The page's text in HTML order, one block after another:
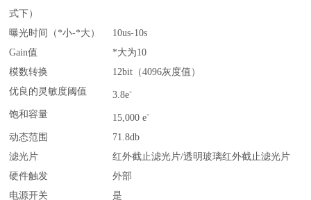
式下）
曝光时间（*小-*大）
10us-10s
Gain值
*大为10
模数转换
12bit（4096灰度值）
优良的灵敏度阈值
3.8e-
饱和容量 15,000 e-
动态范围
71.8db
滤光片
红外截止滤光片/透明玻璃红外截止滤光片
硬件触发
外部
电源开关
是